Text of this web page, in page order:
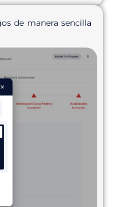
de manera sencilla